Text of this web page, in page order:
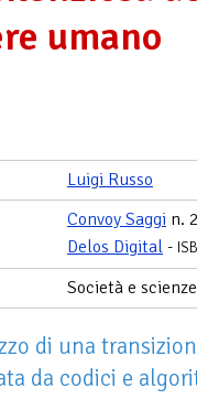
umano
Luigi Russo
Convoy Saggi n.
Delos Digital -
Società e
di una
da codici e